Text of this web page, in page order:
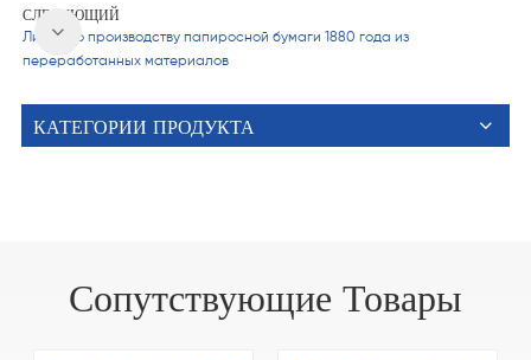
СЛЕДУЮЩИЙ
Линия по производству папиросной бумаги 1880 года из
переработанных материалов
КАТЕГОРИИ ПРОДУКТА
Сопутствующие Товары